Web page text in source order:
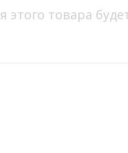
этого товара